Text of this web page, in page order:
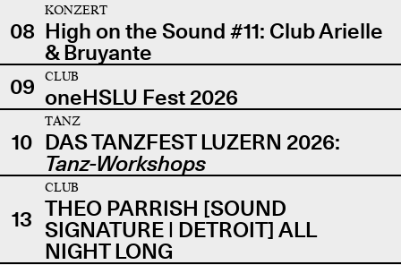
08
KONZERT
High on the Sound #11: Club Arielle
& Bruyante
09
CLUB
oneHSLU Fest 2026
10
TANZ
DAS TANZFEST LUZERN 2026:
Tanz-Workshops
13
CLUB
THEO PARRISH [SOUND
SIGNATURE | DETROIT] ALL
NIGHT LONG